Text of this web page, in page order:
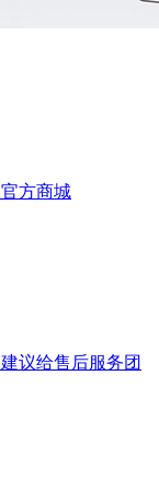
方商城
议给售后服务团